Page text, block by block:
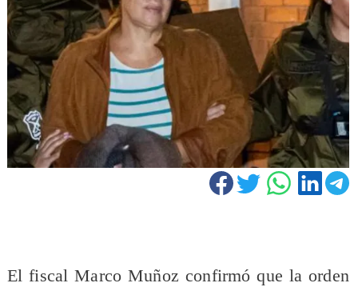
El fiscal Marco Muñoz confirmó que la orden